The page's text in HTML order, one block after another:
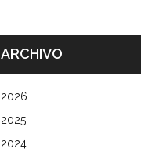
ARCHIVO
2026
2025
2024